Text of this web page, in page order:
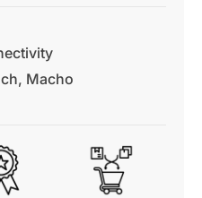
, Macho